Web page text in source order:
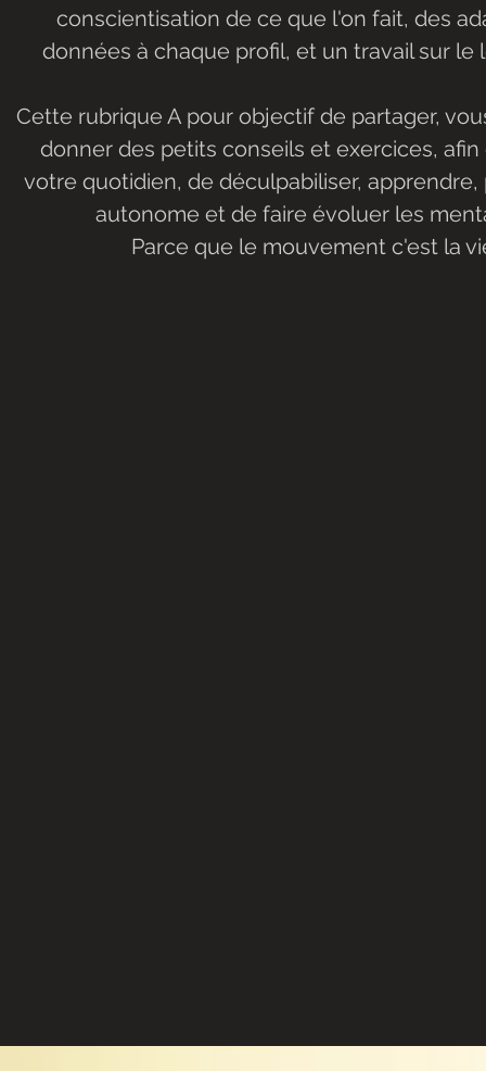
conscientisation de ce que l'on fait, des
données à chaque profil, et un travail sur le
Cette rubrique A pour objectif de partager,
donner des petits conseils et exercices,
votre quotidien, de déculpabiliser,
autonome et de faire évoluer les
Parce que le mouvement c'est la